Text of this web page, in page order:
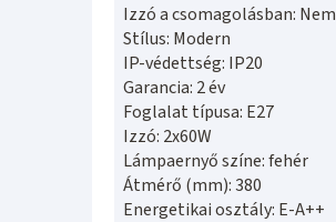
Izzó a csomagolásban: Nem
Stílus: Modern
IP-védettség: IP20
Garancia: 2 év
Foglalat típusa: E27
Izzó: 2x60W
Lámpaernyő színe: fehér
Átmérő (mm): 380
Energetikai osztály: E-A++